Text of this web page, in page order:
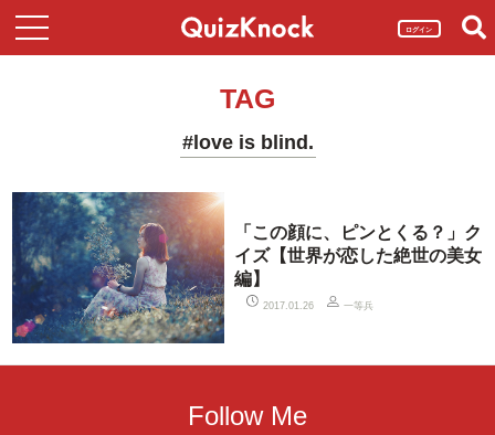
ログイン
TAG
#love is blind.
「この顔に、ピンとくる？」ク
イズ【世界が恋した絶世の美女
編】
2017.01.26 一等兵
Follow Me